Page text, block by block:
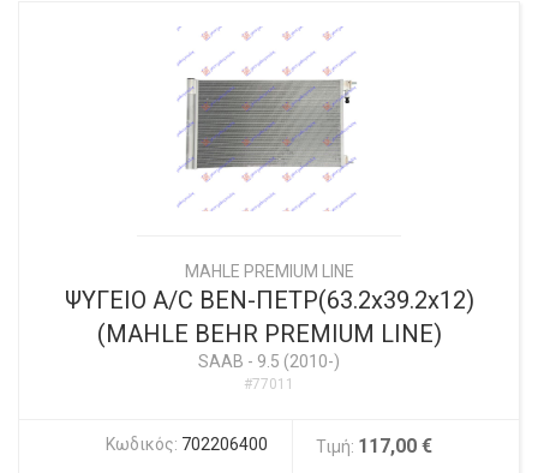
MAHLE PREMIUM LINE
ΨΥΓΕΙΟ A/C BEN-ΠΕΤΡ(63.2x39.2x12)
(MAHLE BEHR PREMIUM LINE)
SAAB - 9.5 (2010-)
#77011
Κωδικός: 702206400 Τιμή: 117,00 €